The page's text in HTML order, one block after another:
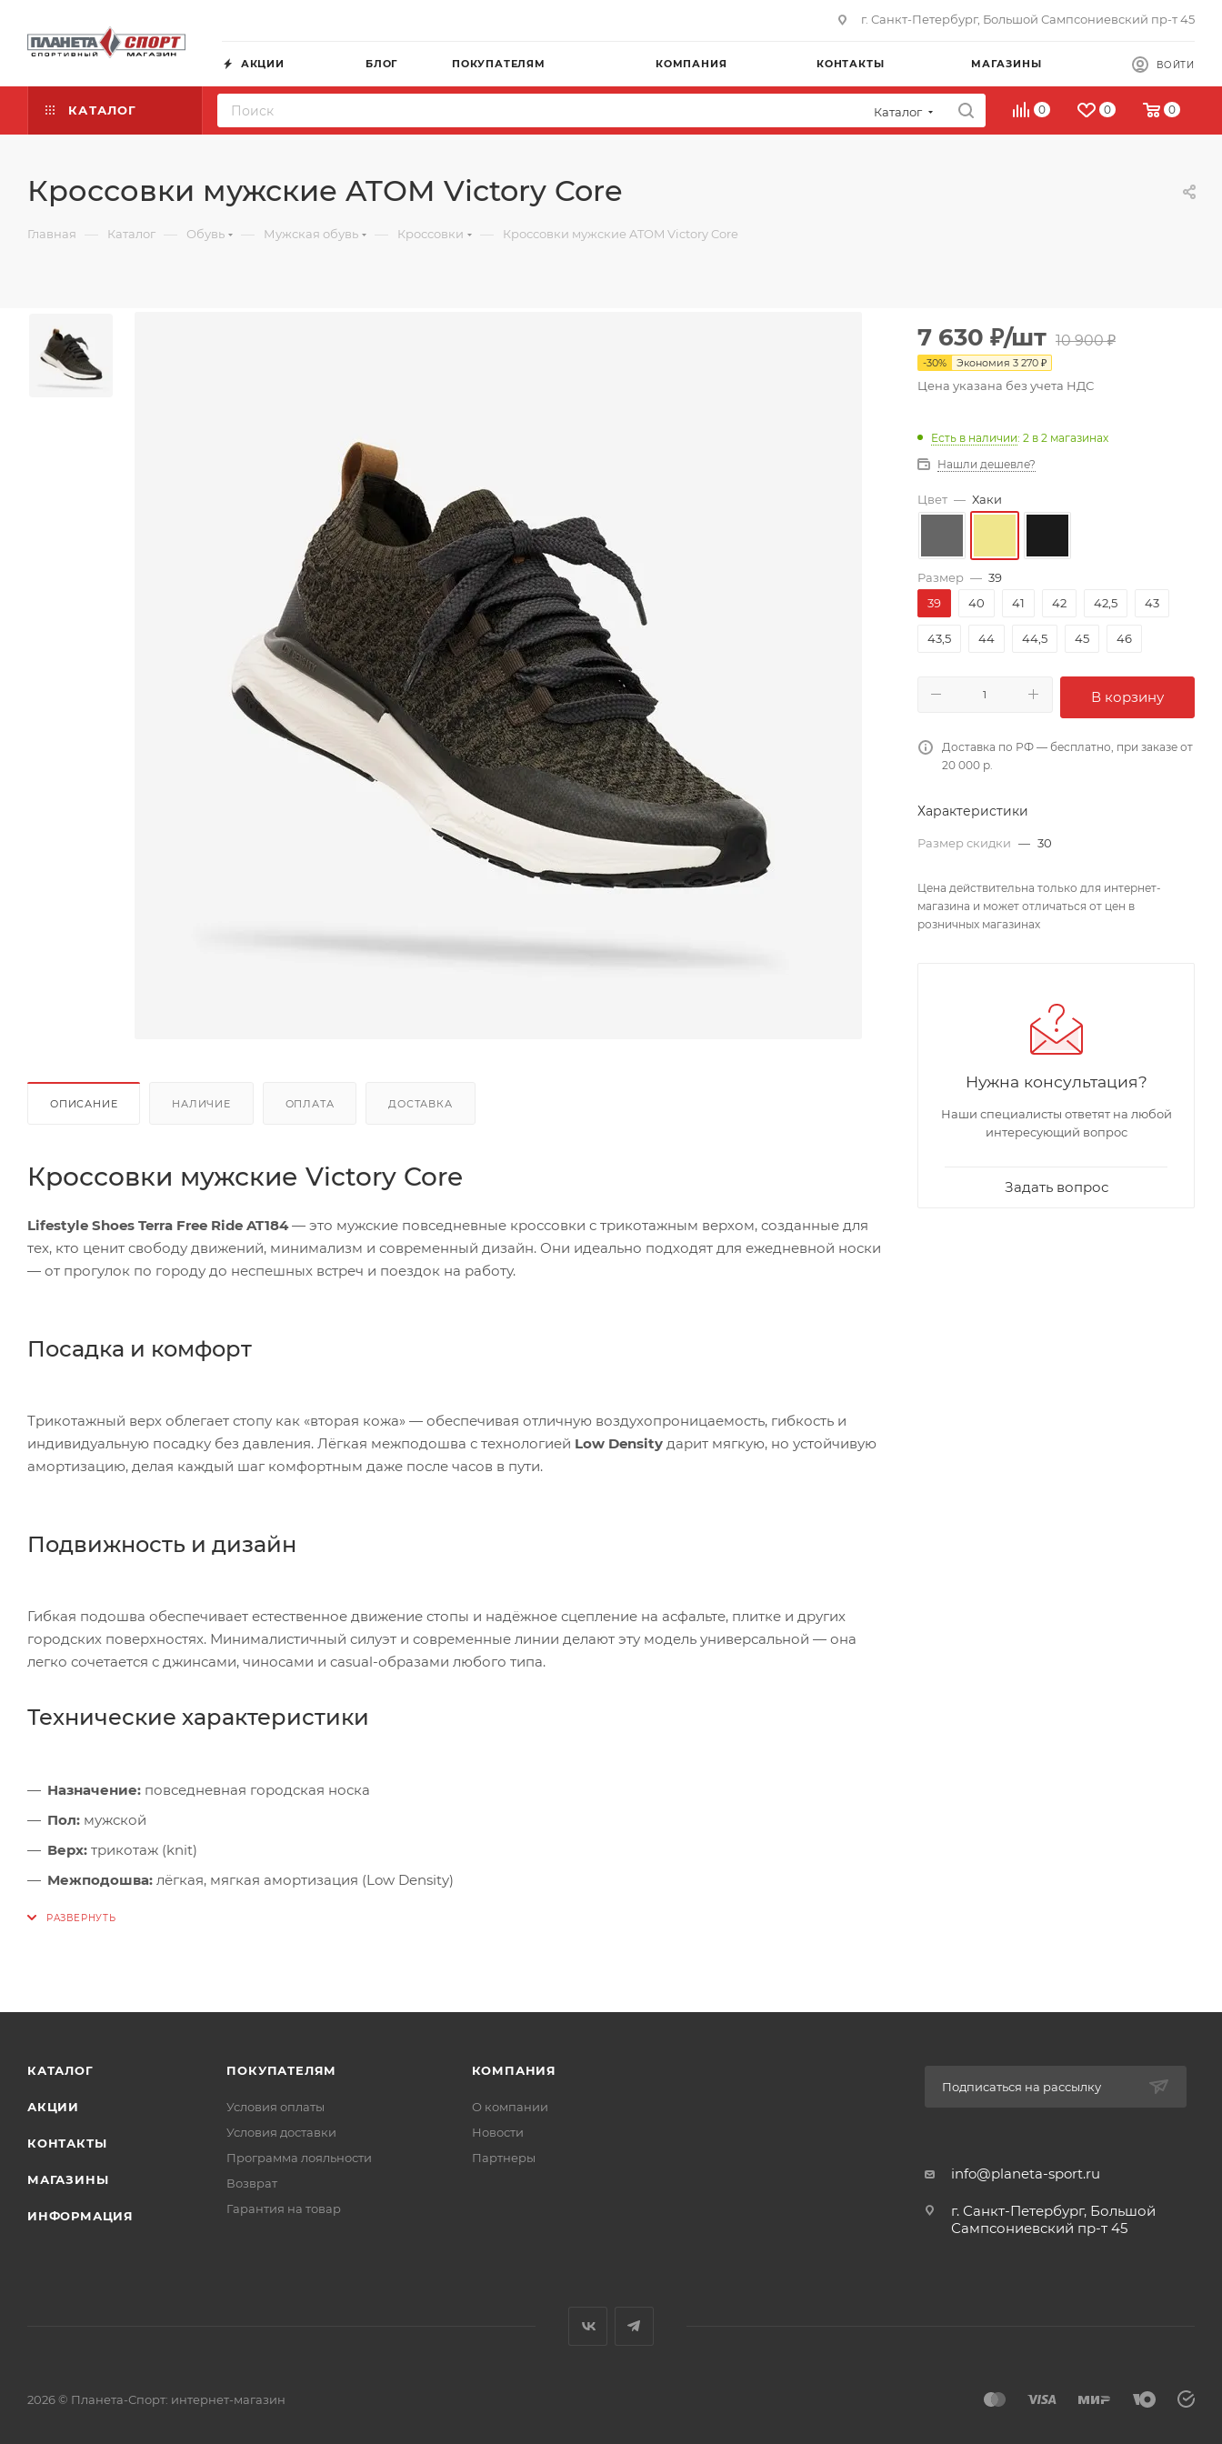
г. Санкт-Петербург, Большой Сампсониевский пр-т 45
АКЦИИ БЛОГ ПОКУПАТЕЛЯМ КОМПАНИЯ КОНТАКТЫ МАГАЗИНЫ ВОЙТИ
КАТАЛОГ Каталог 0 0 0
Кроссовки мужские ATOM Victory Core
Главная — Каталог — Обувь — Мужская обувь — Кроссовки — Кроссовки мужские ATOM Victory Core
ОПИСАНИЕ НАЛИЧИЕ ОПЛАТА ДОСТАВКА
Кроссовки мужские Victory Core
Lifestyle Shoes Terra Free Ride AT184— это мужские повседневные кроссовки с трикотажным верхом, созданные для
тех, кто ценит свободу движений, минимализм и современный дизайн. Они идеально подходят для ежедневной носки
— от прогулок по городу до неспешных встреч и поездок на работу.
Посадка и комфорт
Трикотажный верх облегает стопу как «вторая кожа» — обеспечивая отличную воздухопроницаемость, гибкость и
индивидуальную посадку без давления. Лёгкая межподошва с технологией Low Density дарит мягкую, но устойчивую
амортизацию, делая каждый шаг комфортным даже после часов в пути.
Подвижность и дизайн
Гибкая подошва обеспечивает естественное движение стопы и надёжное сцепление на асфальте, плитке и других
городских поверхностях. Минималистичный силуэт и современные линии делают эту модель универсальной — она
легко сочетается с джинсами, чиносами и casual-образами любого типа.
Технические характеристики
Назначение: повседневная городская носка
Пол: мужской
Верх: трикотаж (knit)
Межподошва: лёгкая, мягкая амортизация (Low Density)
Подошва:
7 630 ₽/шт 10 900₽
-30% Экономия 3 270 ₽
Цена указана без учета НДС
Есть в наличии: 2 в 2 магазинах
Нашли дешевле?
Цвет — Хаки
Размер — 39
39
40 41 42 42,5 43
43,5 44 44,5 45 46
В корзину
Доставка по РФ — бесплатно, при заказе от
20 000 р.
Характеристики
Размер скидки — 30
Цена действительна только для интернет-
магазина и может отличаться от цен в
розничных магазинах
Нужна консультация?
Наши специалисты ответят на любой
интересующий вопрос
Задать вопрос
КАТАЛОГ
АКЦИИ
КОНТАКТЫ
МАГАЗИНЫ
ИНФОРМАЦИЯ
ПОКУПАТЕЛЯМ
Условия оплаты
Условия доставки
Программа лояльности
Возврат
Гарантия на товар
КОМПАНИЯ
О компании
Новости
Партнеры
Подписаться на рассылку
info@planeta-sport.ru
г. Санкт-Петербург, Большой
Сампсониевский пр-т 45
2026 © Планета-Спорт: интернет-магазин